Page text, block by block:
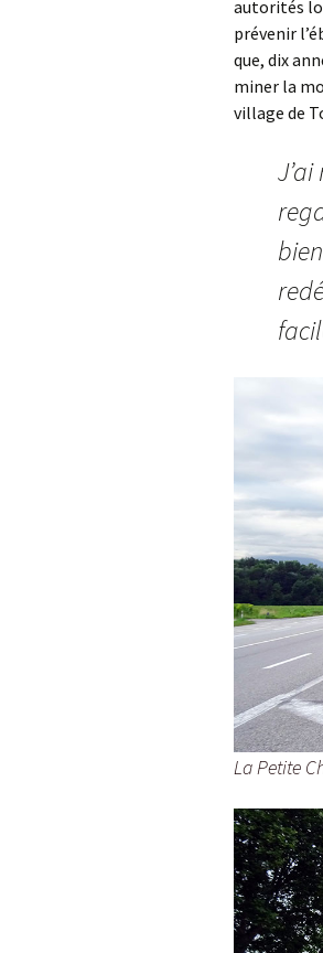
autorités
prévenir
que, dix
miner la
village de
La Petite